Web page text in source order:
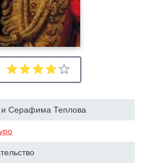
и Серафима Теплова